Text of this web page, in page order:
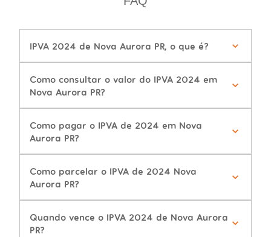
IPVA 2024 de Nova Aurora PR, o que é?
Como consultar o valor do IPVA 2024 em
Nova Aurora PR?
Como pagar o IPVA de 2024 em Nova
Aurora PR?
Como parcelar o IPVA de 2024 Nova
Aurora PR?
Quando vence o IPVA 2024 de Nova Aurora
PR?